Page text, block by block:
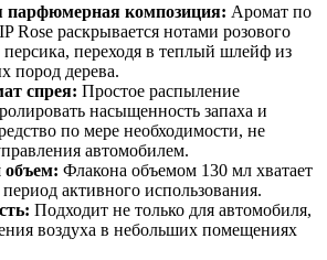
парфюмерная композиция: Аромат по
Rose раскрывается нотами розового
переходя в теплый шлейф из
пород дерева.
спрея: Простое распыление
насыщенность запаха и
по мере необходимости, не
автомобилем.
Флакона объемом 130 мл хватает
активного использования.
Подходит не только для автомобиля,
воздуха в небольших помещениях